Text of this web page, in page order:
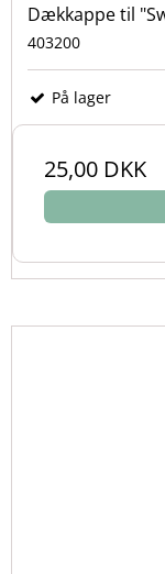
Dækkappe til
403200
På lager
25,00 DKK